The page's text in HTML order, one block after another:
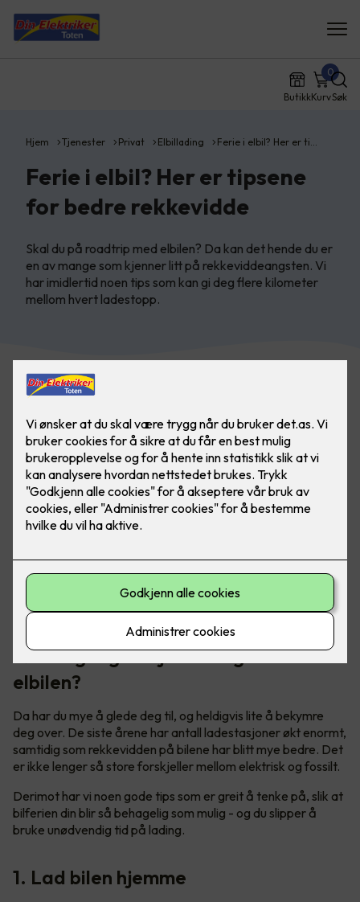
ButikkKurv
0
Søk
Hjem Tjenester Privat Elbillading Ferie i elbil? Her er ti…
Ferie i elbil? Her er tipsene
for bedre rekkevidde
Skal du på roadtrip med elbilen? Da kan det hende du er
en av mange som kjenner litt på rekkeviddeangsten. Vi
har imidlertid noen tips som kan gi deg flere kilometer
mellom hvert ladestopp.
Skal du på norgesferie med elbil? Her er noen triks for å
forlenge rekkevidden, slik at du kan kjøre trollstigen uten
rekkeviddeangst.
Første gang du kjører langtur med
elbilen?
Da har du mye å glede deg til, og heldigvis lite å bekymre
deg over. De siste årene har antall ladestasjoner økt enormt,
samtidig som rekkevidden på bilene har blitt mye bedre. Det
er ikke lenger så store forskjeller mellom elektrisk og fossilt.
Derimot har vi noen gode tips som er greit å tenke på, slik at
bilferien din blir så behagelig som mulig - og du slipper å
bruke unødvendig tid på lading.
1. Lad bilen hjemme